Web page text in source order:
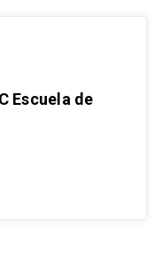
Escuela de